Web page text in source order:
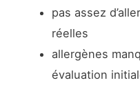
pas assez
réelles
allergènes
évaluation